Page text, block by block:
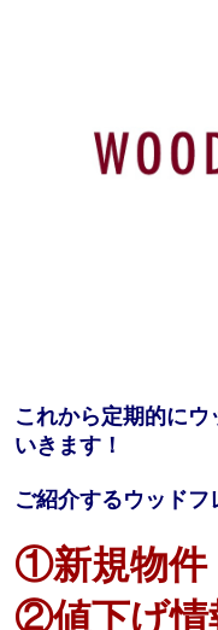
これから定期的に
いきます！
ご紹介するウッド
①新規物件
②値下げ情